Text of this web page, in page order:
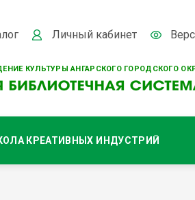
КУЛЬТУРЫ АНГАРСКОГО ГОРОДСКОГО
Личный кабинет
КРЕАТИВНЫХ ИНДУСТРИЙ